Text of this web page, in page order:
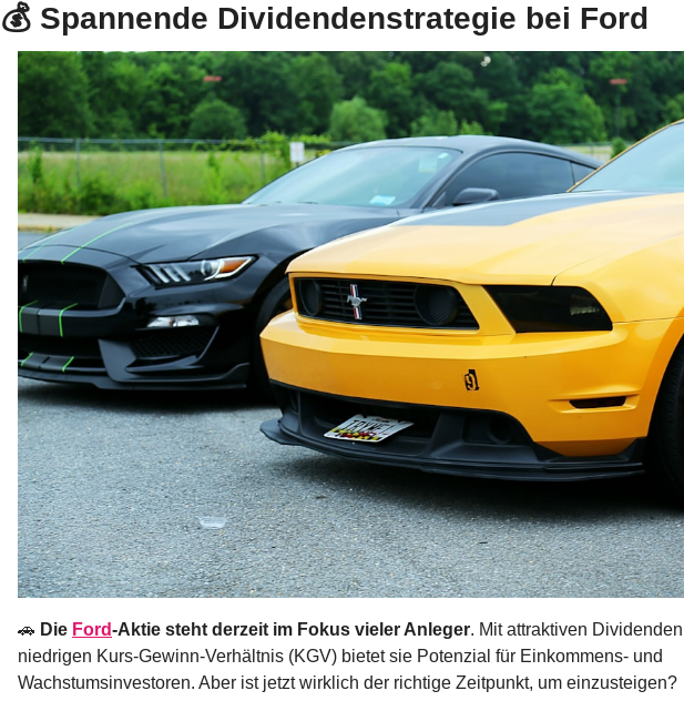
💰 Spannende Dividendenstrategie bei Ford
🚗 Die Ford-Aktie steht derzeit im Fokus vieler Anleger. Mit attraktiven
niedrigen Kurs-Gewinn-Verhältnis (KGV) bietet sie Potenzial für Einkommens- und
Wachstumsinvestoren. Aber ist jetzt wirklich der richtige Zeitpunkt, um einzusteigen?